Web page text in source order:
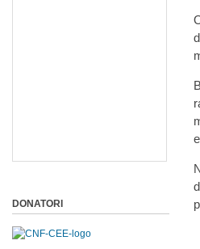
DONATORI